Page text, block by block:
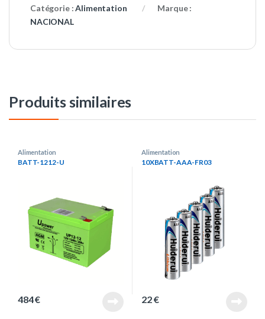
Catégorie :Alimentation
Marque :
NACIONAL
Produits similaires
Alimentation
BATT-1212-U
484€
Alimentation
10XBATT-AAA-FR03
22€